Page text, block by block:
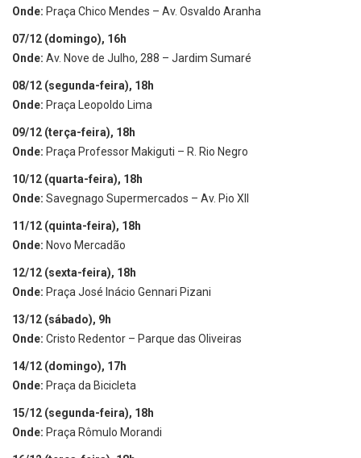
Onde: Praça Chico Mendes – Av. Osvaldo Aranha
07/12 (domingo), 16h
Onde: Av. Nove de Julho, 288 – Jardim Sumaré
08/12 (segunda-feira), 18h
Onde: Praça Leopoldo Lima
09/12 (terça-feira), 18h
Onde: Praça Professor Makiguti – R. Rio Negro
10/12 (quarta-feira), 18h
Onde: Savegnago Supermercados – Av. Pio XII
11/12 (quinta-feira), 18h
Onde: Novo Mercadão
12/12 (sexta-feira), 18h
Onde: Praça José Inácio Gennari Pizani
13/12 (sábado), 9h
Onde: Cristo Redentor – Parque das Oliveiras
14/12 (domingo), 17h
Onde: Praça da Bicicleta
15/12 (segunda-feira), 18h
Onde: Praça Rômulo Morandi